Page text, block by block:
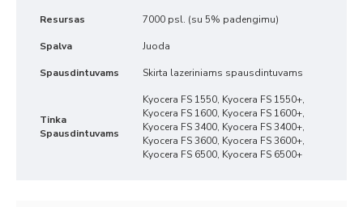
Resursas 7000 psl. (su 5% padengimu)
Spalva Juoda
Spausdintuvams Skirta lazeriniams spausdintuvams
Tinka
Spausdintuvams
Kyocera FS 1550, Kyocera FS 1550+,
Kyocera FS 1600, Kyocera FS 1600+,
Kyocera FS 3400, Kyocera FS 3400+,
Kyocera FS 3600, Kyocera FS 3600+,
Kyocera FS 6500, Kyocera FS 6500+